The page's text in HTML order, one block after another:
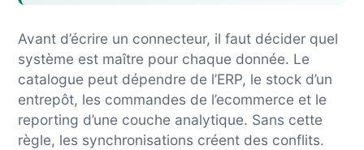
Avant d’écrire un connecteur, il faut décider quel
système est maître pour chaque donnée. Le
catalogue peut dépendre de l’ERP, le stock d’un
entrepôt, les commandes de l’ecommerce et le
reporting d’une couche analytique. Sans cette
règle, les synchronisations créent des conflits.